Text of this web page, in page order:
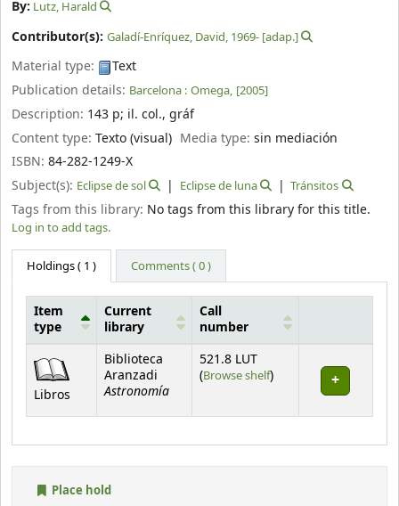
By: Lutz, Harald
Contributor(s): Galadí-Enríquez, David, 1969- [adap.]
Material type:
Text
Publication details: Barcelona : Omega, [2005]
Description: 143 p; il. col., gráf
Content type: Texto (visual) Media type:sin mediación
ISBN: 84-282-1249-X
Subject(s): Eclipse de sol Eclipse de luna Tránsitos
Tags from this library: No tags from this library for this title.
Log in to add tags.
Holdings( 1 ) Comments ( 0 )
Item
type
Current
library
Call
number
Libros
Biblioteca
Aranzadi
Astronomía
521.8 LUT
(Browse shelf(Opens below)
)
Place hold